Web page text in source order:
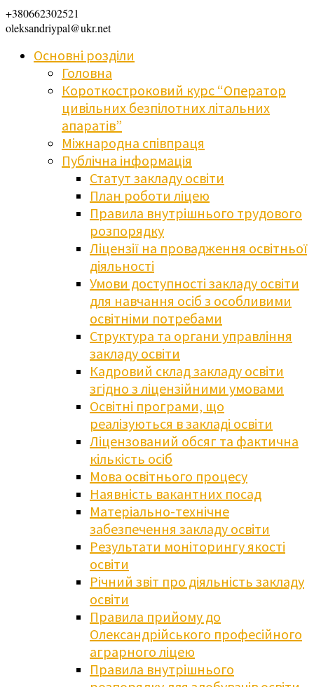
+380662302521
oleksandriypal@ukr.net
Основні розділи
Головна
Короткостроковий курс “Оператор
цивільних безпілотних літальних
апаратів”
Міжнародна співпраця
Публічна інформація
Статут закладу освіти
План роботи ліцею
Правила внутрішнього трудового
розпорядку
Ліцензії на провадження освітньої
діяльності
Умови доступності закладу освіти
для навчання осіб з особливими
освітніми потребами
Структура та органи управління
закладу освіти
Кадровий склад закладу освіти
згідно з ліцензійними умовами
Освітні програми, що
реалізуються в закладі освіти
Ліцензований обсяг та фактична
кількість осіб
Мова освітнього процесу
Наявність вакантних посад
Матеріально-технічне
забезпечення закладу освіти
Результати моніторингу якості
освіти
Річний звіт про діяльність закладу
освіти
Правила прийому до
Олександрійського професійного
аграрного ліцею
Правила внутрішнього